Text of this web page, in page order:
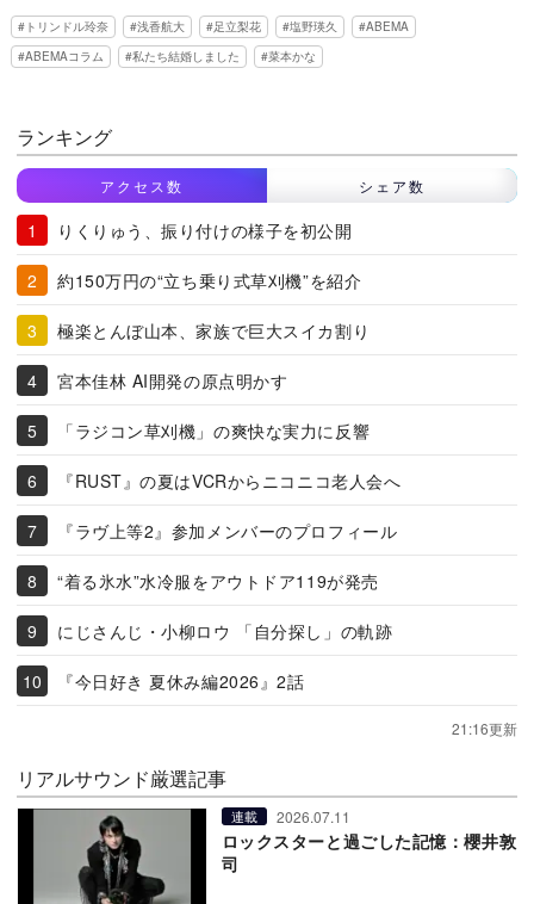
トリンドル玲奈 浅香航大 足立梨花 塩野瑛久
ABEMA
ABEMAコラム
私たち結婚しました 菜本かな
ランキング
アクセス数 シェア数
りくりゅう、振り付けの様子を初公開
約150万円の“立ち乗り式草刈機”を紹介
極楽とんぼ山本、家族で巨大スイカ割り
宮本佳林 AI開発の原点明かす
「ラジコン草刈機」の爽快な実力に反響
『RUST』の夏はVCRからニコニコ老人会へ
『ラヴ上等2』参加メンバーのプロフィール
“着る氷水”水冷服をアウトドア119が発売
にじさんじ・小柳ロウ 「自分探し」の軌跡
『今日好き 夏休み編2026』2話
21:16更新
リアルサウンド厳選記事
連載 2026.07.11
ロックスターと過ごした記憶：櫻井敦
司